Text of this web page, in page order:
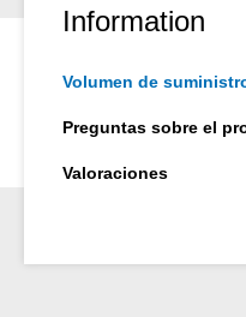
Information
Volumen de
Preguntas sobre el
Valoraciones